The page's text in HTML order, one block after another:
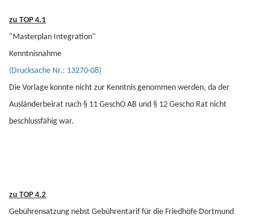
zu TOP 4.1
"Masterplan Integration"
Kenntnisnahme
(Drucksache Nr.: 13270-08)
Die Vorlage konnte nicht zur Kenntnis genommen werden, da der
Ausländerbeirat nach § 11 GeschO AB und § 12 Gescho Rat nicht
beschlussfähig war.
zu TOP 4.2
Gebührensatzung nebst Gebührentarif für die Friedhöfe Dortmund